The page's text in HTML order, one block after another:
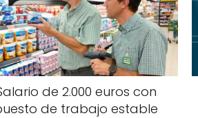
de 2.000 euros con
de trabajo estable